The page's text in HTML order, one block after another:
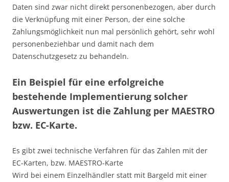
Daten sind zwar nicht direkt personenbezogen, aber durch
die Verknüpfung mit einer Person, der eine solche
Zahlungsmöglichkeit nun mal persönlich gehört, sehr wohl
personenbeziehbar und damit nach dem
Datenschutzgesetz zu behandeln.
Ein Beispiel für eine erfolgreiche
bestehende Implementierung solcher
Auswertungen ist die Zahlung per MAESTRO
bzw. EC-Karte.
Es gibt zwei technische Verfahren für das Zahlen mit der
EC-Karten, bzw. MAESTRO-Karte
Wird bei einem Einzelhändler statt mit Bargeld mit einer